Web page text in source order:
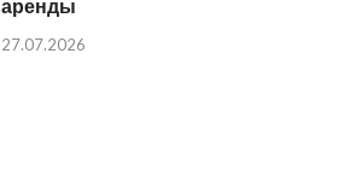
аренды
27.07.2026